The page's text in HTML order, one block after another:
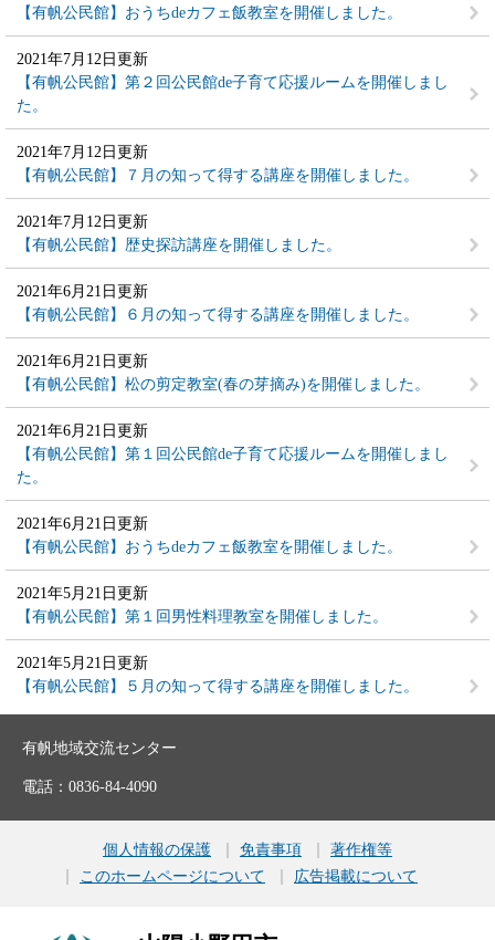
【有帆公民館】おうちdeカフェ飯教室を開催しました。
2021年7月12日更新
【有帆公民館】第２回公民館de子育て応援ルームを開催しまし
た。
2021年7月12日更新
【有帆公民館】７月の知って得する講座を開催しました。
2021年7月12日更新
【有帆公民館】歴史探訪講座を開催しました。
2021年6月21日更新
【有帆公民館】６月の知って得する講座を開催しました。
2021年6月21日更新
【有帆公民館】松の剪定教室(春の芽摘み)を開催しました。
2021年6月21日更新
【有帆公民館】第１回公民館de子育て応援ルームを開催しまし
た。
2021年6月21日更新
【有帆公民館】おうちdeカフェ飯教室を開催しました。
2021年5月21日更新
【有帆公民館】第１回男性料理教室を開催しました。
2021年5月21日更新
【有帆公民館】５月の知って得する講座を開催しました。
有帆地域交流センター
電話：0836-84-4090
個人情報の保護 免責事項
著作権等
このホームページについて
広告掲載について